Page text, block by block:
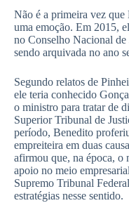
Não é a primeira vez
uma emoção. Em 2015,
no Conselho Nacional de
sendo arquivada no ano
Segundo relatos de
ele teria conhecido
o ministro para tratar de
Superior Tribunal de
período, Benedito
empreiteira em duas
afirmou que, na época, o
apoio no meio
Supremo Tribunal
estratégias nesse sentido.